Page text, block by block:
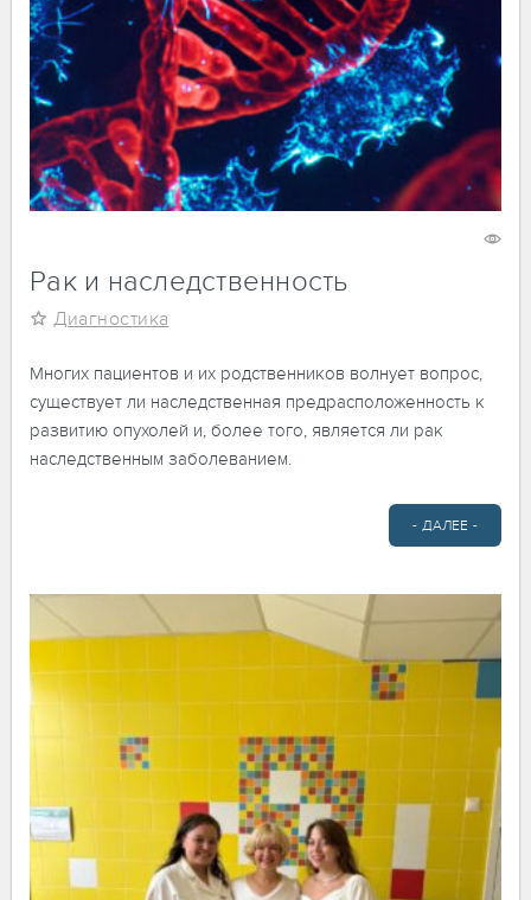
Рак и наследственность
Диагностика
Многих пациентов и их родственников волнует вопрос,
существует ли наследственная предрасположенность к
развитию опухолей и, более того, является ли рак
наследственным заболеванием.
- ДАЛЕЕ -